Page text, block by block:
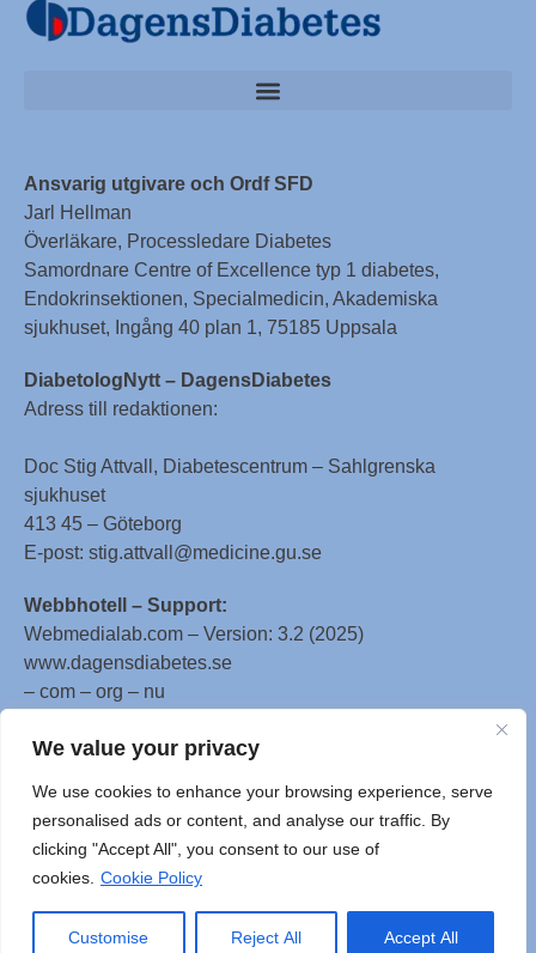
We value your privacy
We use cookies to enhance your browsing experience, serve
personalised ads or content, and analyse our traffic. By
clicking "Accept All", you consent to our use of
cookies. Cookie Policy
Customise Reject All Accept All
Ansvarig utgivare och Ordf SFD
Jarl Hellman
Överläkare, Processledare Diabetes
Samordnare Centre of Excellence typ 1 diabetes,
Endokrinsektionen, Specialmedicin, Akademiska
sjukhuset, Ingång 40 plan 1, 75185 Uppsala
DiabetologNytt – DagensDiabetes
Adress till redaktionen:
Doc Stig Attvall, Diabetescentrum – Sahlgrenska
sjukhuset
413 45 – Göteborg
E-post: stig.attvall@medicine.gu.se
Webbhotell – Support:
Webmedialab.com – Version: 3.2 (2025)
www.dagensdiabetes.se
– com – org – nu
All material on this website
WebMD LLC. This website also contains material
copyrighted by 3rd parties.